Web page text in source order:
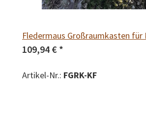
Fledermaus Großraumkasten
109,94 € *
Artikel-Nr.: FGRK-KF